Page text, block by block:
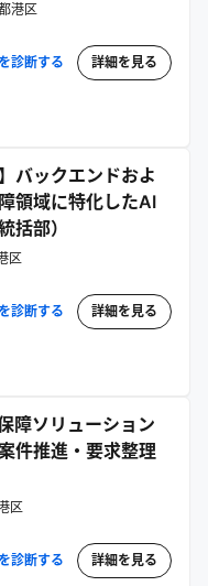
港区
診断する 詳細を見る
バックエンドおよ
領域に特化したAI
括部）
区
診断する 詳細を見る
障ソリューション
件推進・要求整理
区
診断する 詳細を見る